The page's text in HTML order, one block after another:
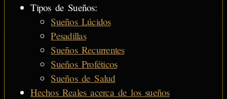
Tipos de Sueños:
Sueños Lúcidos
Pesadillas
Sueños Recurrentes
Sueños Proféticos
Sueños de Salud
Hechos Reales acerca de los sueños